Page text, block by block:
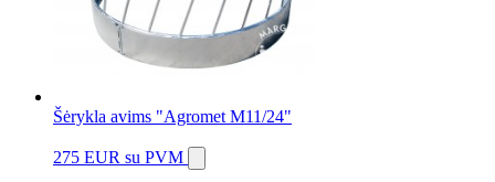
Šėrykla avims "Agromet M11/24"
275 EUR su PVM